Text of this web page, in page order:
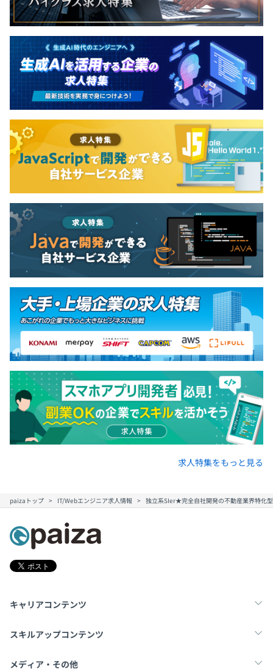
求人特集をもっと見る
paizaトップ IT/Webエンジニア求人情報 独立系SIer★完全自社開発の不動産業界特化
キャリアコンテンツ
転職・キャリア
スキルアップコンテンツ
学習
メディア・その他